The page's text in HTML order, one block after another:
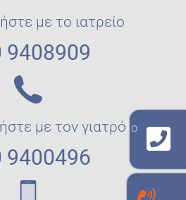
με το ιατρείο
9408909
με τον γιατρό
9400496
με το εργαστήριο
8909